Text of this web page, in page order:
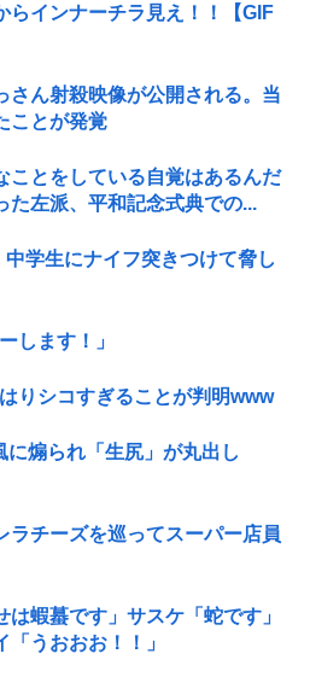
インナーチラ見え！！【GIF
さん射殺映像が公開される。当
ことが発覚
ことをしている自覚はあるんだ
た左派、平和記念式典での...
中学生にナイフ突きつけて脅し
します！」
りシコすぎることが判明www
に煽られ「生尻」が丸出し
ラチーズを巡ってスーパー店員
は蝦蟇です」サスケ「蛇です」
うおおお！！」